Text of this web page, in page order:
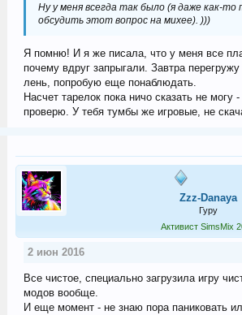
Ну у меня всегда так было (я даже как-то
обсудить этот вопрос на михее). )))
Я помню! И я же писала, что у меня все
почему вдруг запрыгали. Завтра
лень, попробую еще понаблюдать.
Насчет тарелок пока ничо сказать не могу
проверю. У тебя тумбы же игровые, не
Zzz-Danaya
Гуру
Активист SimsMix
2 июн 2016
Все чистое, специально загрузила игру
модов вообще.
И еще момент - не знаю пора паниковать